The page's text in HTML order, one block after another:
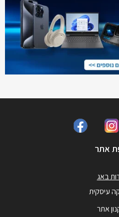
אתר
באג
עיסקית
אתר